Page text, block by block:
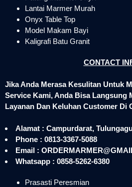
Lantai Marmer Murah
Onyx Table Top
Model Makam Bayi
Kaligrafi Batu Granit
CONTACT
Jika Anda Merasa Kesulitan Untuk
Service Kami, Anda Bisa Langsung
Layanan Dan Keluhan Customer Di
Alamat : Campurdarat,
Phone : 0813-3367-5088
Email :
Whatsapp : 0858-5262-6380
Prasasti Peresmian